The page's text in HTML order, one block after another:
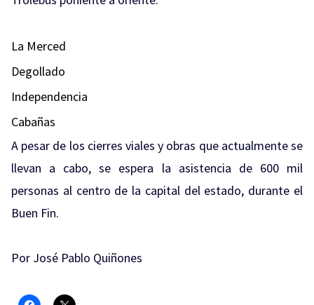
La Merced
Degollado
Independencia
Cabañas
A pesar de los cierres viales y obras que actualmente se
llevan a cabo, se espera la asistencia de 600 mil
personas al centro de la capital del estado, durante el
Buen Fin.
Por José Pablo Quiñones